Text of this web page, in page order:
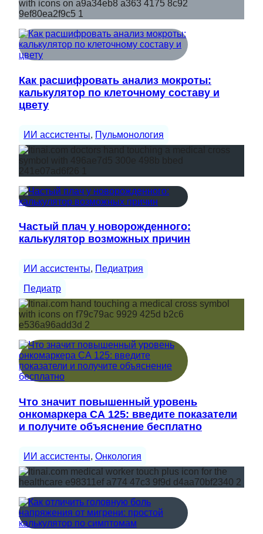
Как расшифровать анализ мокроты:
калькулятор по клеточному составу и
цвету
ИИ ассистенты, Пульмонология
Частый плач у новорожденного:
калькулятор возможных причин
ИИ ассистенты, Педиатрия
Педиатр
Что значит повышенный уровень
онкомаркера СА 125: введите показатели
и получите объяснение бесплатно
ИИ ассистенты, Онкология